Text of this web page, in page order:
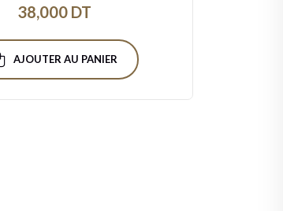
38,000 DT
AJOUTER AU PANIER